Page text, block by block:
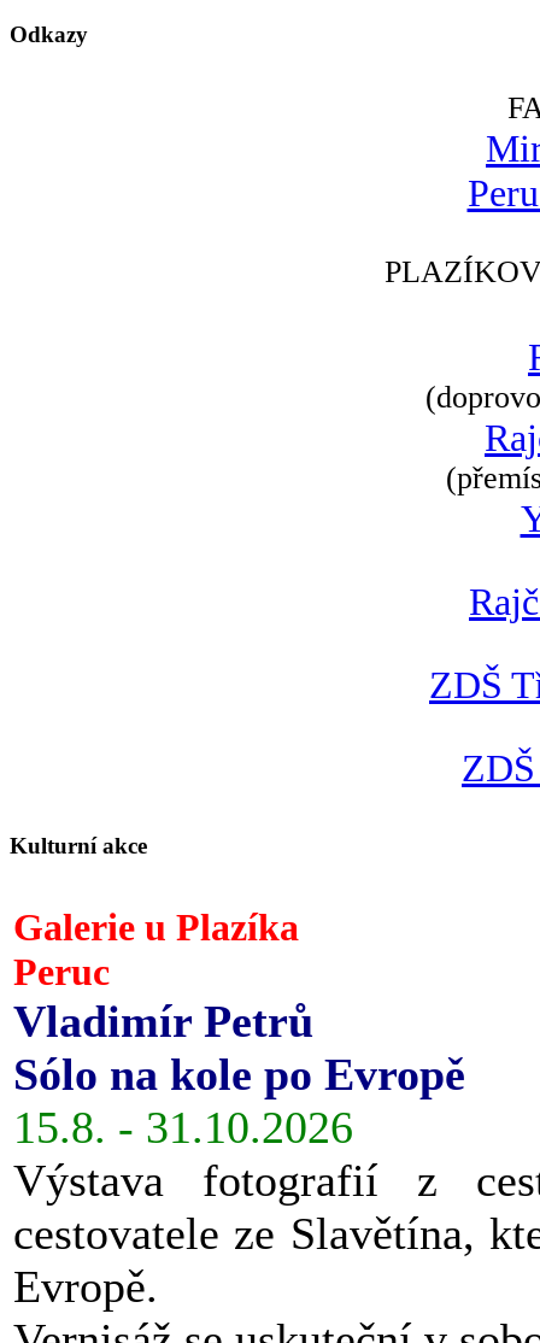
Odkazy
ZDŠ
Kulturní akce
Galerie u Plazíka
Peruc
Vladimír Petrů
Sólo na kole po Evropě
15.8. - 31.10.2026
Výstava fotografií z
cestovatele ze Slavětína,
Evropě.